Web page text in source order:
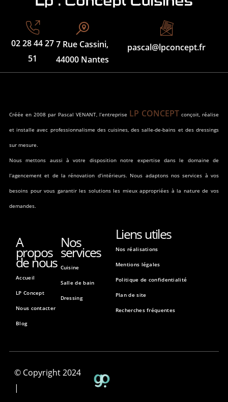
02 28 44 27
51
7 Rue Cassini,
44000 Nantes
pascal@lpconcept.fr
Créée en 2008 par Pascal VENANT, l’entreprise LP CONCEPT conçoit, réalise
et installe avec professionnalisme des cuisines, des salle-de-bains et des dressings
sur mesure.
Nous mettons aussi à votre disposition notre expertise dans le domaine de
l’agencement et de la rénovation d’intérieurs. Nous adaptons nos services à vos
besoins pour vous garantir les solutions les mieux appropriées à la nature de vos
demandes.
A
propos
de nous
Accueil
LP Concept
Nous contacter
Blog
Nos
services
Cuisine
Salle de bain
Dressing
Liens utiles
Nos réalisations
Mentions légales
Politique de confidentialité
Plan de site
Recherches fréquentes
© Copyright 2024
|